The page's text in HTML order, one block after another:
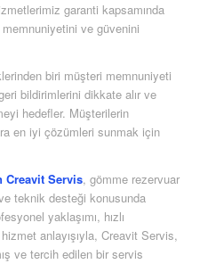
garanti kapsamında
ve güvenini
biri müşteri memnuniyeti
bildirimlerini dikkate alır ve
hedefler. Müşterilerin
en iyi çözümleri sunmak için
Creavit Servis, gömme rezervuar
teknik desteği konusunda
yaklaşımı, hızlı
anlayışıyla, Creavit Servis,
ve tercih edilen bir servis